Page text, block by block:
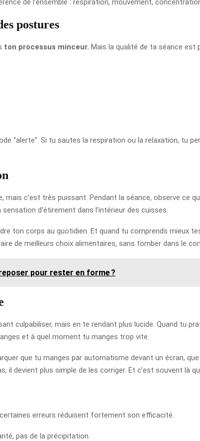
postures
ton processus minceur. Mais la qualité de ta séance est
“alerte”. Si tu sautes la respiration ou la relaxation, tu
mais c’est très puissant. Pendant la séance, observe ce
d’étirement dans l’intérieur des cuisses.
ton corps au quotidien. Et quand tu comprends mieux
de meilleurs choix alimentaires, sans tomber dans le
pour rester en forme ?
culpabiliser, mais en te rendant plus lucide. Quand tu
et à quel moment tu manges trop vite.
que tu manges par automatisme devant un écran,
devient plus simple de les corriger. Et c’est souvent là
erreurs réduisent fortement son efficacité.
pas de la précipitation.